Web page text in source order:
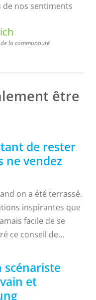
de nos sentiments
la communauté
être
de rester
ne vendez
on a été terrassé.
inspirantes que
facile de se
ce conseil de
et
: moins de cœur et
vous pouvez
scénariste
et